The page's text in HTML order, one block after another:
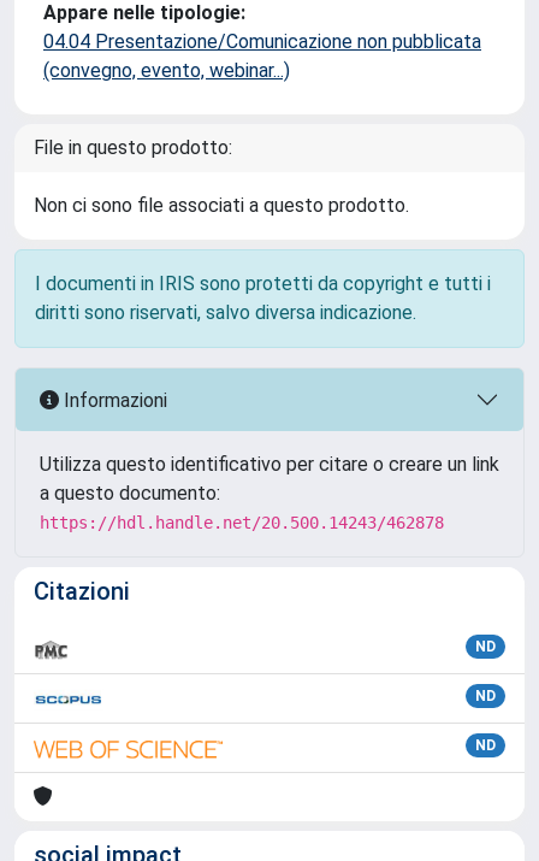
Appare nelle tipologie:
04.04 Presentazione/Comunicazione non pubblicata
(convegno, evento, webinar...)
File in questo prodotto:
Non ci sono file associati a questo prodotto.
I documenti in IRIS sono protetti da copyright e tutti i
diritti sono riservati, salvo diversa indicazione.
Informazioni
Utilizza questo identificativo per citare o creare un link
a questo documento:
https://hdl.handle.net/20.500.14243/462878
Citazioni
ND
ND
ND
social impact